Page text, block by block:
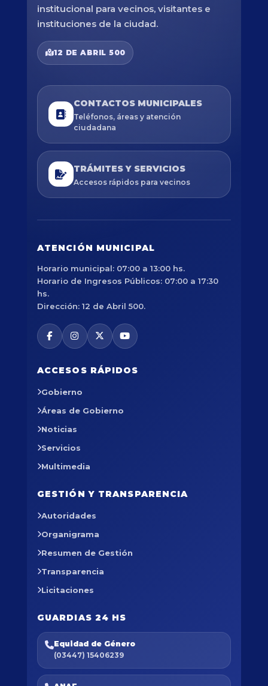
institucional para vecinos, visitantes e
instituciones de la ciudad.
12 DE ABRIL 500
CONTACTOS MUNICIPALES
Teléfonos, áreas y atención
ciudadana
TRÁMITES Y SERVICIOS
Accesos rápidos para vecinos
ATENCIÓN MUNICIPAL
Horario municipal: 07:00 a 13:00 hs.
Horario de Ingresos Públicos: 07:00 a 17:30
hs.
Dirección: 12 de Abril 500.
ACCESOS RÁPIDOS
Gobierno
Áreas de Gobierno
Noticias
Servicios
Multimedia
GESTIÓN Y TRANSPARENCIA
Autoridades
Organigrama
Resumen de Gestión
Transparencia
Licitaciones
GUARDIAS 24 HS
Equidad de Género
(03447) 15406239